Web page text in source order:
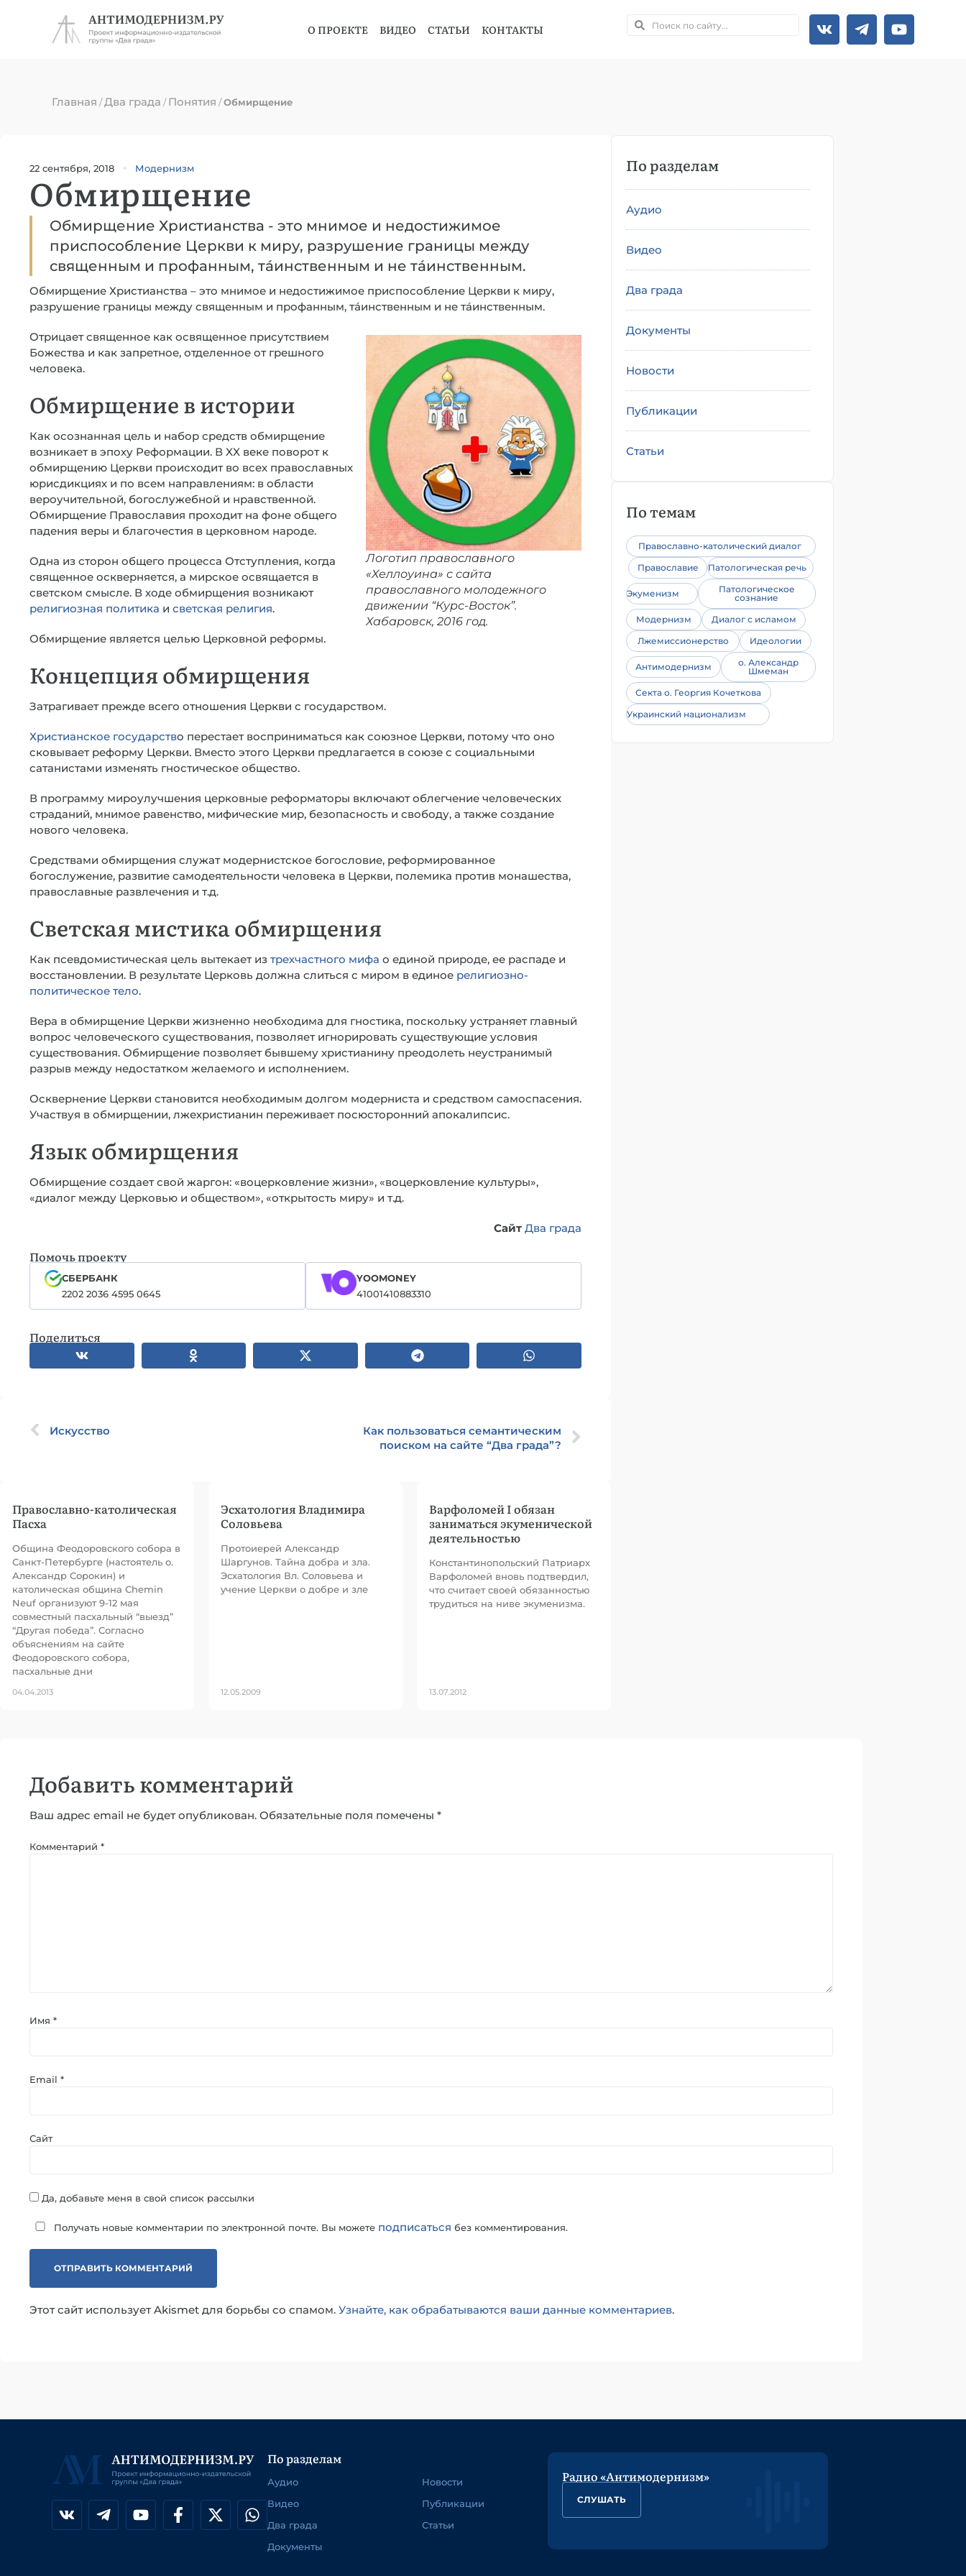
О ПРОЕКТЕ ВИДЕО СТАТЬИ КОНТАКТЫ
Главная /Два града /Понятия /Обмирщение
22 сентября, 2018 Модернизм
Обмирщение
Обмирщение Христианства - это мнимое и недостижимое
приспособление Церкви к миру, разрушение границы между
священным и профанным, тáинственным и не тáинственным.
Обмирщение Христианства – это мнимое и недостижимое приспособление Церкви к миру,
разрушение границы между священным и профанным, тáинственным и не тáинственным.
Логотип православного
«Хеллоуина» с сайта
православного молодежного
движении “Курс-Восток”.
Хабаровск, 2016 год.
Отрицает священное как освященное присутствием
Божества и как запретное, отделенное от грешного
человека.
Обмирщение в истории
Как осознанная цель и набор средств обмирщение
возникает в эпоху Реформации. В XX веке поворот к
обмирщению Церкви происходит во всех православных
юрисдикциях и по всем направлениям: в области
вероучительной, богослужебной и нравственной.
Обмирщение Православия проходит на фоне общего
падения веры и благочестия в церковном народе.
Одна из сторон общего процесса Отступления, когда
священное оскверняется, а мирское освящается в
светском смысле. В ходе обмирщения возникают
религиозная политика и светская религия.
Обмирщение является целью Церковной реформы.
Концепция обмирщения
Затрагивает прежде всего отношения Церкви с государством.
Христианское государство перестает восприниматься как союзное Церкви, потому что оно
сковывает реформу Церкви. Вместо этого Церкви предлагается в союзе с социальными
сатанистами изменять гностическое общество.
В программу мироулучшения церковные реформаторы включают облегчение человеческих
страданий, мнимое равенство, мифические мир, безопасность и свободу, а также создание
нового человека.
Средствами обмирщения служат модернистское богословие, реформированное
богослужение, развитие самодеятельности человека в Церкви, полемика против монашества,
православные развлечения и т.д.
Светская мистика обмирщения
Как псевдомистическая цель вытекает из трехчастного мифа о единой природе, ее распаде и
восстановлении. В результате Церковь должна слиться с миром в единое религиозно-
политическое тело.
Вера в обмирщение Церкви жизненно необходима для гностика, поскольку устраняет главный
вопрос человеческого существования, позволяет игнорировать существующие условия
существования. Обмирщение позволяет бывшему христианину преодолеть неустранимый
разрыв между недостатком желаемого и исполнением.
Осквернение Церкви становится необходимым долгом модерниста и средством самоспасения.
Участвуя в обмирщении, лжехристианин переживает посюсторонний апокалипсис.
Язык обмирщения
Обмирщение создает свой жаргон: «воцерковление жизни», «воцерковление культуры»,
«диалог между Церковью и обществом», «открытость миру» и т.д.
Сайт Два града
Помочь проекту
СБЕРБАНК
2202 2036 4595 0645
YOOMONEY
41001410883310
Поделиться
Искусство
Как пользоваться семантическим
поиском на сайте “Два града”?
Православно-католическая
Пасха
Община Феодоровского собора в
Санкт-Петербурге (настоятель о.
Александр Сорокин) и
католическая община Chemin
Neuf организуют 9-12 мая
совместный пасхальный “выезд”
“Другая победа”. Согласно
объяснениям на сайте
Феодоровского собора,
пасхальные дни
04.04.2013
Эсхатология Владимира
Соловьева
Протоиерей Александр
Шаргунов. Тайна добра и зла.
Эсхатология Вл. Соловьева и
учение Церкви о добре и зле
12.05.2009
Варфоломей I обязан
заниматься экуменической
деятельностью
Константинопольский Патриарх
Варфоломей вновь подтвердил,
что считает своей обязанностью
трудиться на ниве экуменизма.
13.07.2012
По разделам
Аудио
Видео
Два града
Документы
Новости
Публикации
Статьи
По темам
Православно-католический диалог
Православие
Патологическая речь
Экуменизм
Патологическое
сознание
Модернизм
Диалог с исламом
Лжемиссионерство
Идеологии
Антимодернизм
о. Александр
Шмеман
Секта о. Георгия Кочеткова
Украинский национализм
Добавить комментарий
Ваш адрес email не будет опубликован. Обязательные поля помечены *
Комментарий *
Имя *
Email *
Сайт
Да, добавьте меня в свой список рассылки
Получать новые комментарии по электронной почте. Вы можете подписаться без комментирования.
Этот сайт использует Akismet для борьбы со спамом. Узнайте, как обрабатываются ваши данные комментариев.
По разделам
Аудио
Видео
Два града
Документы
Новости
Публикации
Статьи
Радио «Антимодернизм»
СЛУШАТЬ